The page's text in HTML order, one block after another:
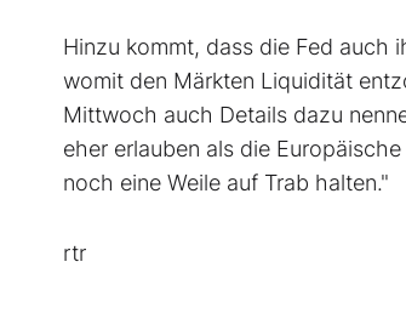
Hinzu kommt, dass die Fed auch
womit den Märkten Liquidität
Mittwoch auch Details dazu
eher erlauben als die
noch eine Weile auf Trab halten."
rtr